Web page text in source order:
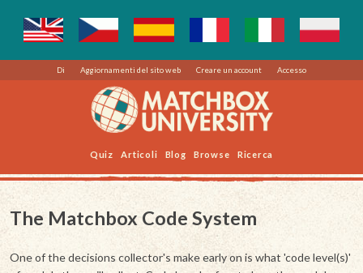
Di Aggiornamenti del sito web Creare un account Accesso
Quiz Articoli Blog Browse Ricerca
The Matchbox Code System
One of the decisions collector's make early on is what 'code level(s)'